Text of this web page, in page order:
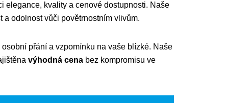
elegance, kvality a cenové dostupnosti. Naše
odolnost vůči povětrnostním vlivům.
přání a vzpomínku na vaše blízké. Naše
výhodná cena bez kompromisu ve